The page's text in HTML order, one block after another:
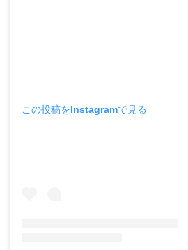
この投稿をInstagramで見る